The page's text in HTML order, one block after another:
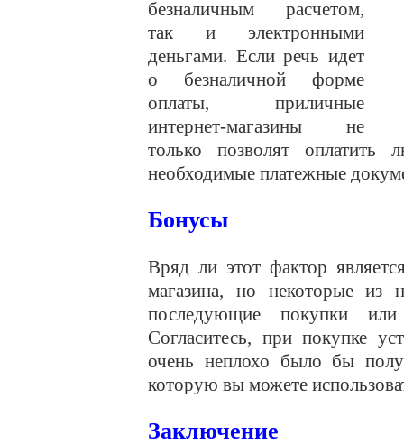
безналичным расчетом,
так и электронными
деньгами. Если речь идет
о безналичной форме
оплаты, приличные
интернет-магазины не
только позволят
необходимые платежные
Бонусы
Вряд ли этот фактор
магазина, но некоторые из
последующие покупки или
Согласитесь, при покупке
очень неплохо было бы
которую вы можете
Заключение